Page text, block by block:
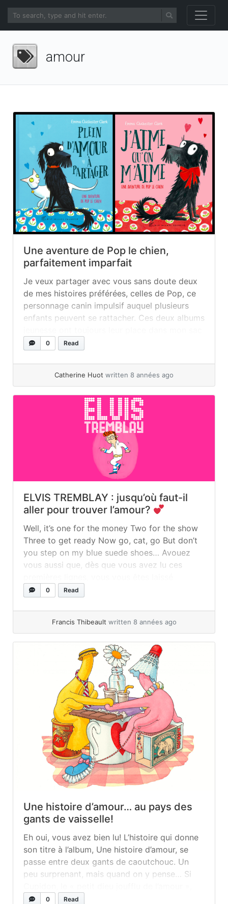
amour
Une aventure de Pop le chien,
parfaitement imparfait
Je veux partager avec vous sans doute deux
de mes histoires préférées, celles de Pop, ce
personnage canin impulsif auquel plusieurs
enfants peuvent se rattacher. Ces deux albums
de suppléance, car j’ai un plaisir fou à les
quand je... »read more
0 Read
Catherine Huot written 8 années ago
ELVIS TREMBLAY : jusqu’où faut-il
aller pour trouver l’amour?
Well, it’s one for the money Two for the show
Three to get ready Now go, cat, go But don’t
you step on my blue suede shoes… Avouez
vous aussi que, dès que vous avez lu ces
emporter par ce classique des années 50,
0 Read
Francis Thibeault written 8 années ago
Une histoire d’amour… au pays des
gants de vaisselle!
Eh oui, vous avez bien lu! L’histoire qui donne
son titre à l’album, Une histoire d’amour, se
passe entre deux gants de caoutchouc. Un
peu surprenant, mais quand on y pense… Si
peut toucher de ses flèches le coeur des gens
0 Read